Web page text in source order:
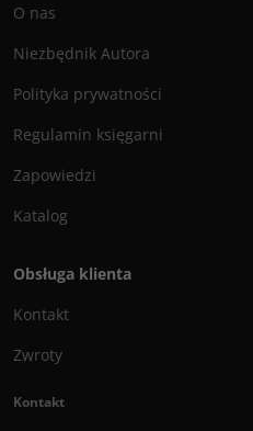
O nas
Niezbędnik Autora
Polityka prywatności
Regulamin księgarni
Zapowiedzi
Katalog
Obsługa klienta
Kontakt
Zwroty
Kontakt